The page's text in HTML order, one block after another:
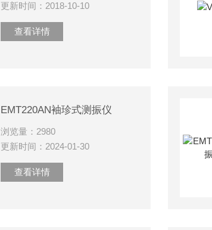
更新时间：2018-10-10
查看详情
EMT220AN袖珍式测振仪
浏览量：2980
更新时间：2024-01-30
查看详情